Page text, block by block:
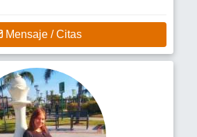
Mensaje / Citas